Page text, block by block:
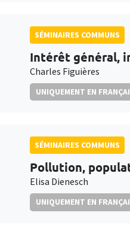
SÉMINAIRES COMMUNS
Intérêt général,
Charles Figuières
UNIQUEMENT EN
SÉMINAIRES COMMUNS
Pollution,
Elisa Dienesch
UNIQUEMENT EN